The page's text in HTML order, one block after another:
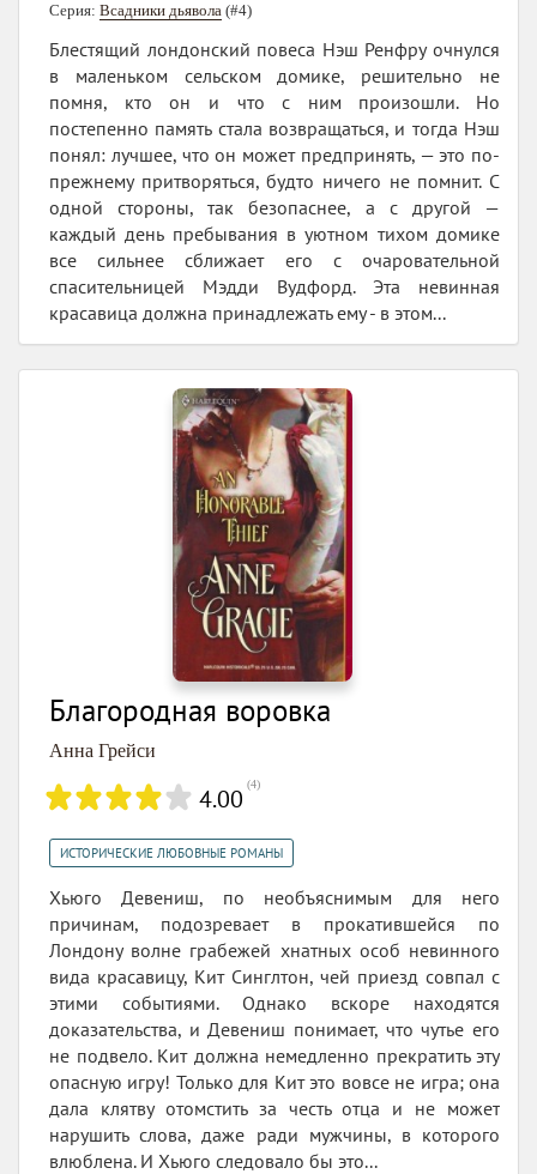
Серия: Всадники дьявола (#4)
Блестящий лондонский повеса Нэш Ренфру очнулся
в маленьком сельском домике, решительно не
помня, кто он и что с ним произошли. Но
постепенно память стала возвращаться, и тогда Нэш
понял: лучшее, что он может предпринять, — это по-
прежнему притворяться, будто ничего не помнит. С
одной стороны, так безопаснее, а с другой —
каждый день пребывания в уютном тихом домике
все сильнее сближает его с очаровательной
спасительницей Мэдди Вудфорд. Эта невинная
красавица должна принадлежать ему - в этом...
Благородная воровка
Анна Грейси
4.00 (4)
ИСТОРИЧЕСКИЕ ЛЮБОВНЫЕ РОМАНЫ
Хьюго Девениш, по необъяснимым для него
причинам, подозревает в прокатившейся по
Лондону волне грабежей хнатных особ невинного
вида красавицу, Кит Синглтон, чей приезд совпал с
этими событиями. Однако вскоре находятся
доказательства, и Девениш понимает, что чутье его
не подвело. Кит должна немедленно прекратить эту
опасную игру! Только для Кит это вовсе не игра; она
дала клятву отомстить за честь отца и не может
нарушить слова, даже ради мужчины, в которого
влюблена. И Хьюго следовало бы это...